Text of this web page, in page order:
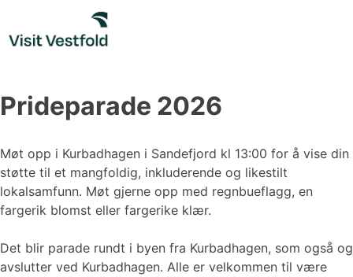
content
Prideparade 2026
Møt opp i Kurbadhagen i Sandefjord kl 13:00 for å vise din
støtte til et mangfoldig, inkluderende og likestilt
lokalsamfunn. Møt gjerne opp med regnbueflagg, en
fargerik blomst eller fargerike klær.
Det blir parade rundt i byen fra Kurbadhagen, som også og
avslutter ved Kurbadhagen. Alle er velkommen til være